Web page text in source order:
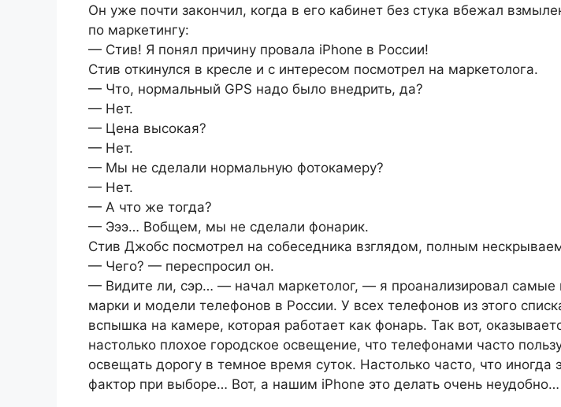
Он уже почти закончил, когда в его кабинет без стука вбежал
по маркетингу:
— Стив! Я понял причину провала iPhone в России!
Стив откинулся в кресле и с интересом посмотрел на маркетолога.
— Что, нормальный GPS надо было внедрить, да?
— Нет.
— Цена высокая?
— Нет.
— Мы не сделали нормальную фотокамеру?
— Нет.
— А что же тогда?
— Эээ… Вобщем, мы не сделали фонарик.
Стив Джобс посмотрел на собеседника взглядом, полным
— Чего? — переспросил он.
— Видите ли, сэр… — начал маркетолог, — я проанализировал самые
марки и модели телефонов в России. У всех телефонов из этого
вспышка на камере, которая работает как фонарь. Так вот,
настолько плохое городское освещение, что телефонами часто
освещать дорогу в темное время суток. Настолько часто, что
фактор при выборе… Вот, а нашим iPhone это делать очень неудобно…